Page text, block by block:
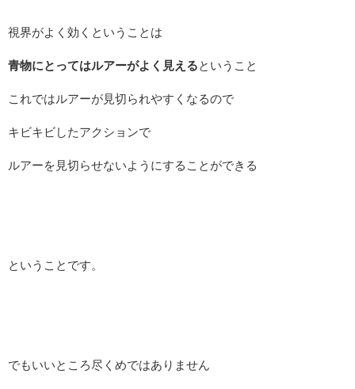
視界がよく効くということは
青物にとってはルアーがよく見えるということ
これではルアーが見切られやすくなるので
キビキビしたアクションで
ルアーを見切らせないようにすることができる
ということです。
でもいいところ尽くめではありません